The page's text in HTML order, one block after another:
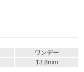
ワンデー
13.8mm